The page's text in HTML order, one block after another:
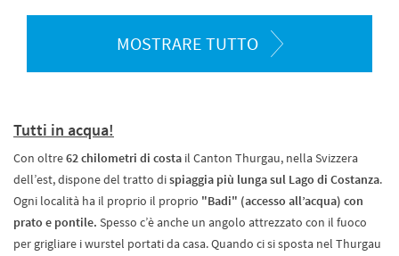
MOSTRARE TUTTO
Tutti in acqua!
Con oltre62 chilometri di costa il Canton Thurgau, nella Svizzera
dell’est, dispone del tratto dispiaggia più lunga sul Lago di Costanza.
Ogni località ha il proprio il proprio "Badi" (accesso all’acqua) con
prato e pontile. Spesso c’è anche un angolo attrezzato con il fuoco
per grigliare i wurstel portati da casa. Quando ci si sposta nel Thurgau